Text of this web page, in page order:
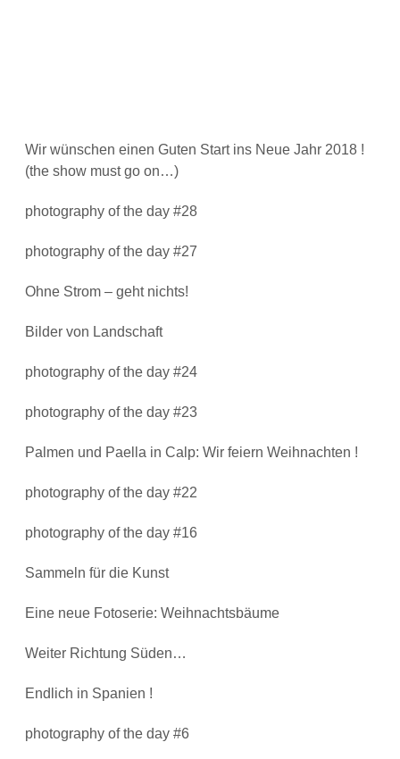
Wir wünschen einen Guten Start ins Neue Jahr 2018 !
(the show must go on…)
photography of the day #28
photography of the day #27
Ohne Strom – geht nichts!
Bilder von Landschaft
photography of the day #24
photography of the day #23
Palmen und Paella in Calp: Wir feiern Weihnachten !
photography of the day #22
photography of the day #16
Sammeln für die Kunst
Eine neue Fotoserie: Weihnachtsbäume
Weiter Richtung Süden…
Endlich in Spanien !
photography of the day #6